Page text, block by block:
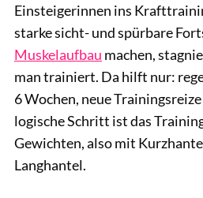
Einsteigerinnen ins
starke sicht- und spürbare
Muskelaufbau machen,
man trainiert. Da hilft nur:
6 Wochen, neue
logische Schritt ist das
Gewichten, also mit
Langhantel.